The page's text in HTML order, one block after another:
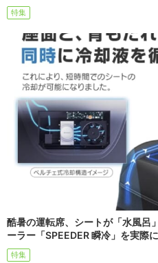
特集
酷暑の運転席、シートが「水風呂
ーラー「SPEEDER 瞬冷」を実際
特集